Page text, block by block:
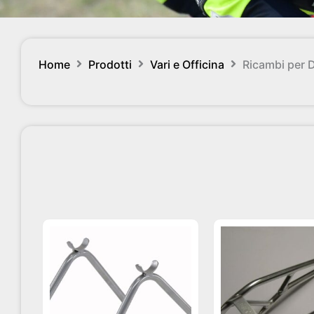
Home Prodotti Vari e Officina Ricambi per